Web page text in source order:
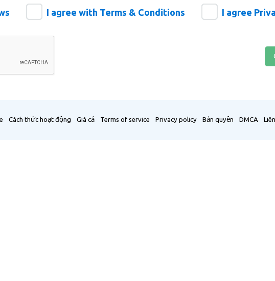
I agree with Terms & Conditions I agree
Cách thức hoạt động Giá cả Terms of service Privacy policy Bản quyền DMCA